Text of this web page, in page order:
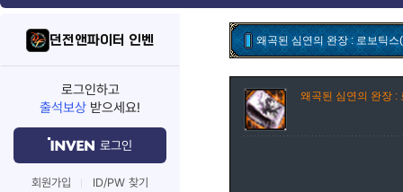
던전앤파이터 인벤
로그인하고
출석보상 받으세요!
로그인
회원가입 ID/PW 찾기
왜곡된 심연의 완장 : 로보틱스
왜곡된 심연의 완장 :